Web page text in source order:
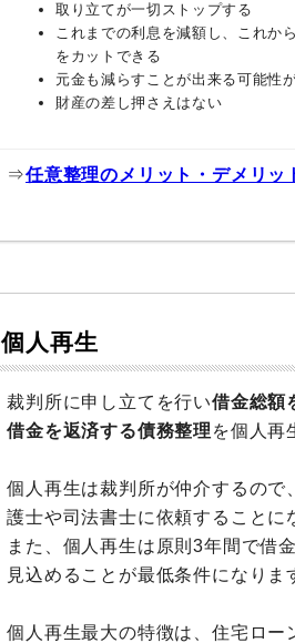
取り立てが一切ストップする
これまでの利息を減額し、これか
をカットできる
元金も減らすことが出来る可能性
財産の差し押さえはない
⇒任意整理のメリット・デメリッ
個人再生
裁判所に申し立てを行い借金総額
借金を返済する債務整理 を個人再
個人再生は裁判所が仲介するの
護士や司法書士に依頼することに
また、個人再生は原則3年間で借
見込めることが最低条件になりま
個人再生最大の特徴は、住宅ロ